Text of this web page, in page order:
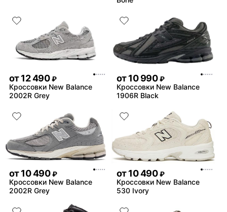
от12 490 ₽
Кроссовки New Balance
2002R Grey
от10 990 ₽
Кроссовки New Balance
1906R Black
от10 490 ₽
Кроссовки New Balance
2002R Grey
от10 490 ₽
Кроссовки New Balance
530 Ivory